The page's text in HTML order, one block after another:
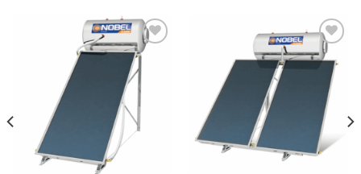
Add to
Add to
Wishlist